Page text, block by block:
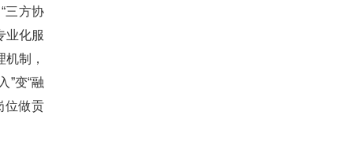
三方协
业化服
制，
”变“融
位做贡